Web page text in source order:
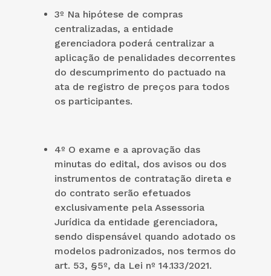
3º Na hipótese de compras
centralizadas, a entidade
gerenciadora poderá centralizar a
aplicação de penalidades decorrentes
do descumprimento do pactuado na
ata de registro de preços para todos
os participantes.
4º O exame e a aprovação das
minutas do edital, dos avisos ou dos
instrumentos de contratação direta e
do contrato serão efetuados
exclusivamente pela Assessoria
Jurídica da entidade gerenciadora,
sendo dispensável quando adotado os
modelos padronizados, nos termos do
art. 53, §5º, da Lei nº 14.133/2021.